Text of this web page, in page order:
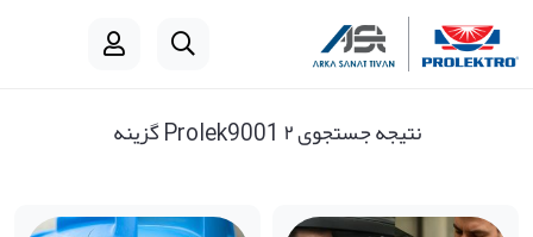
نتیجه جستجوی Prolek9001 ۲ گزینه